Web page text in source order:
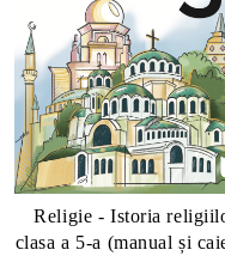
Religie - Istoria
clasa a 5-a (manual și